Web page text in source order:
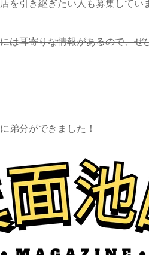
を引き継ぎたい人も募集してい
は耳寄りな情報があるので、ぜ
弟分ができました！